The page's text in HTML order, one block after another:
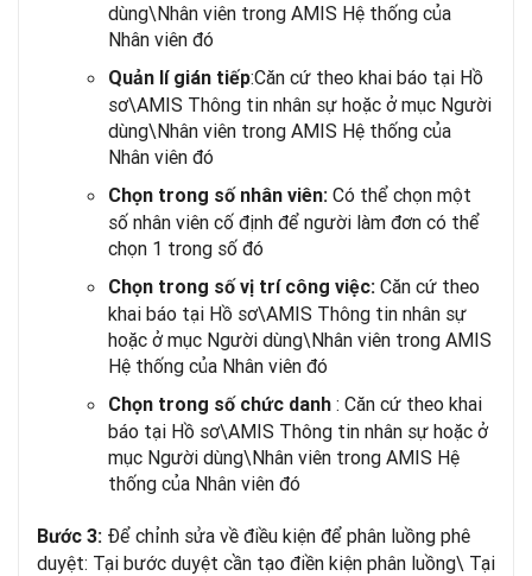
dùng\Nhân viên trong AMIS Hệ thống của
Nhân viên đó
Quản lí gián tiếp:Căn cứ theo khai báo tại Hồ
sơ\AMIS Thông tin nhân sự hoặc ở mục Người
dùng\Nhân viên trong AMIS Hệ thống của
Nhân viên đó
Chọn trong số nhân viên: Có thể chọn một
số nhân viên cố định để người làm đơn có thể
chọn 1 trong số đó
Chọn trong số vị trí công việc: Căn cứ theo
khai báo tại Hồ sơ\AMIS Thông tin nhân sự
hoặc ở mục Người dùng\Nhân viên trong AMIS
Hệ thống của Nhân viên đó
Chọn trong số chức danh : Căn cứ theo khai
báo tại Hồ sơ\AMIS Thông tin nhân sự hoặc ở
mục Người dùng\Nhân viên trong AMIS Hệ
thống của Nhân viên đó
Bước 3: Để chỉnh sửa về điều kiện để phân luồng phê
duyệt: Tại bước duyệt cần tạo điền kiện phân luồng\ Tại